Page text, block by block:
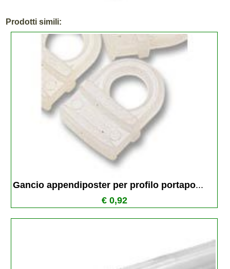
Prodotti simili:
Gancio appendiposter per profilo portapo...
€ 0,92